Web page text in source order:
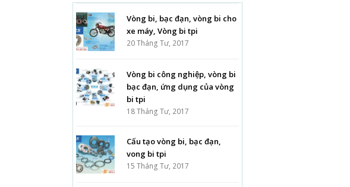
Vòng bi, bạc đạn, vòng bi cho
xe máy, Vòng bi tpi
20 Tháng Tư, 2017
Vòng bi công nghiệp, vòng bi
bạc đạn, ứng dụng của vòng
bi tpi
18 Tháng Tư, 2017
Cấu tạo vòng bi, bạc đạn,
vong bi tpi
15 Tháng Tư, 2017